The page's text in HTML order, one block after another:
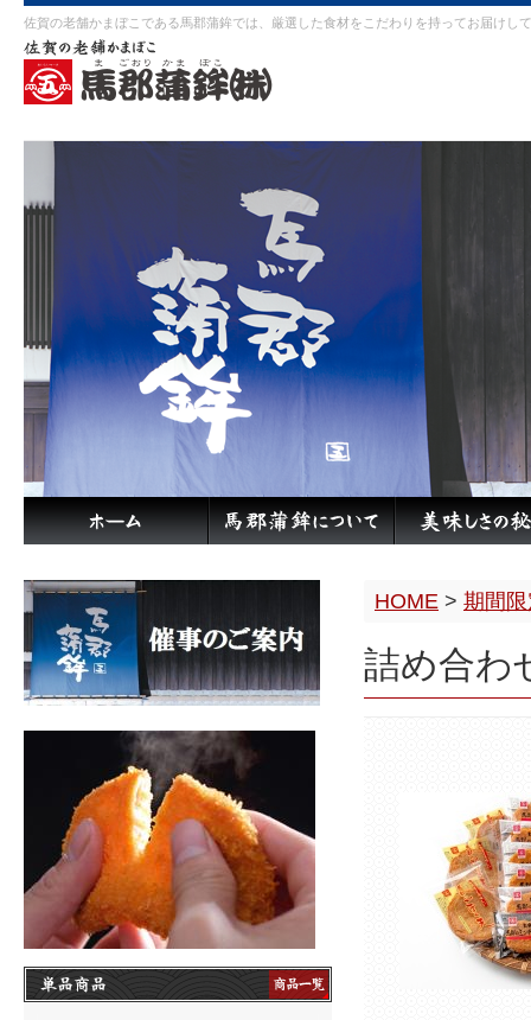
佐賀の老舗かまぼこである馬郡蒲鉾では、厳選した食材をこだわりを持ってお届けし
HOME > 期間
詰め合わ